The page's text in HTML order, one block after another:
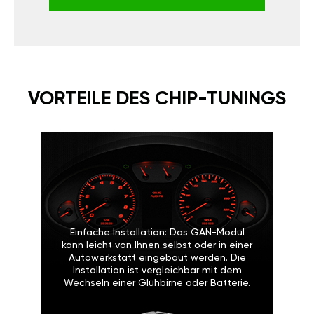
VORTEILE DES CHIP-TUNINGS
Einfache Installation: Das GAN-Modul
kann leicht von Ihnen selbst oder in einer
Autowerkstatt eingebaut werden. Die
Installation ist vergleichbar mit dem
Wechseln einer Glühbirne oder Batterie.